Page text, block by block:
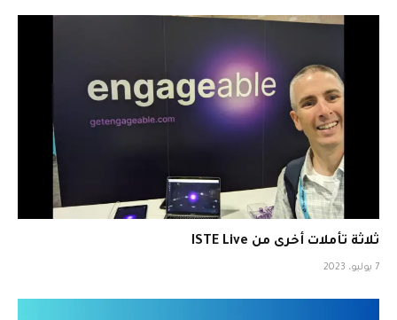
ثلاثة تأملات أخرى من ISTE Live
7 يوليو، 2023